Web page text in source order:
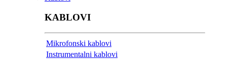
KABLOVI
Mikrofonski kablovi
Instrumentalni kablovi